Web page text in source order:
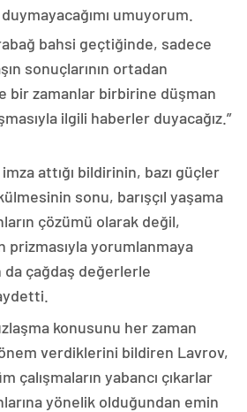
umuyorum.
bahsi geçtiğinde, sadece
sonuçlarının ortadan
bir zamanlar birbirine düşman
ilgili haberler duyacağız.”
attığı bildirinin, bazı güçler
sonu, barışçıl yaşama
çözümü olarak değil,
prizmasıyla yorumlanmaya
da çağdaş değerlerle
konusunu her zaman
verdiklerini bildiren Lavrov,
çalışmaların yabancı çıkarlar
yönelik olduğundan emin